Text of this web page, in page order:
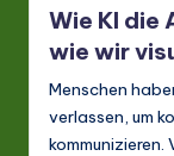
Wie KI die
wie wir
Menschen
verlassen, um
kommunizieren.